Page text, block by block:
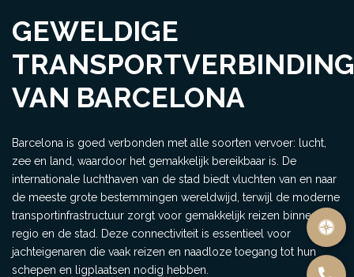
GEWELDIGE
VAN BARCELONA
Barcelona is goed verbonden met alle soorten vervoer: lucht,
zee en land, waardoor het gemakkelijk bereikbaar is. De
internationale luchthaven van de stad biedt vluchten van en naar
de meeste grote bestemmingen wereldwijd, terwijl de moderne
transportinfrastructuur zorgt voor gemakkelijk reizen binnen de
regio en de stad. Deze connectiviteit is essentieel voor
jachteigenaren die vaak reizen en naadloze toegang tot hun
schepen en ligplaatsen nodig hebben.